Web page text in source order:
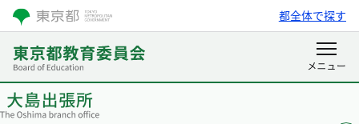
都全体で探す